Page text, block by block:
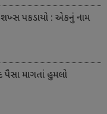
શખ્સ પકડાયો : એકનું નામ
પૈસા માગતાં હુમલો